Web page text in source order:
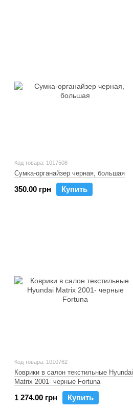
Код товара: 1017508
Сумка-органайзер черная, большая
350.00 грн Купить
Код товара: 1010762
Коврики в салон текстильные Hyundai
Matrix 2001- черные Fortuna
1 274.00 грн Купить